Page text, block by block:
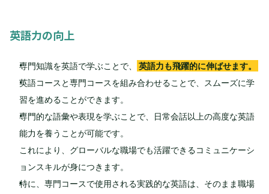
英語力の向上
専門知識を英語で学ぶことで、 英語力も飛躍的に伸ばせます。
英語コースと専門コースを組み合わせることで、スムーズに学
習を進めることができます。
専門的な語彙や表現を学ぶことで、日常会話以上の高度な英語
能力を養うことが可能です。
これにより、グローバルな職場でも活躍できるコミュニケーシ
ョンスキルが身につきます。
特に、専門コースで使用される実践的な英語は、そのまま職場